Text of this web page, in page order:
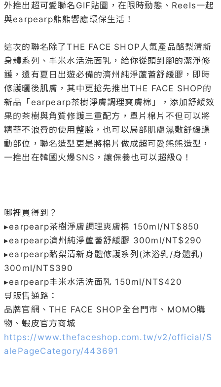
外推出超可愛聯名GIF貼圖，在限時動態、Reels一起
與earpearp熊熊響應環保生活！
這次的聯名除了THE FACE SHOP人氣產品酪梨清新
身體系列、丰米水活洗面乳，給你從頭到腳的潔淨修
護，還有夏日出遊必備的濟州純淨蘆薈舒緩膠，即時
修護曬後肌膚，其中更搶先推出THE FACE SHOP的
新品「earpearp茶樹淨膚調理爽膚棉」，添加舒緩效
果的茶樹與角質修護三重配方，單片棉片不但可以將
精華不浪費的使用整臉，也可以局部肌膚濕敷舒緩躁
動部位，聯名造型更是將棉片做成超可愛熊熊造型，
一推出在韓國火爆SNS，讓保養也可以超級Q！
哪裡買得到？
▸earpearp茶樹淨膚調理爽膚棉 150ml/NT$850
▸earpearp濟州純淨蘆薈舒緩膠 300ml/NT$290
▸earpearp酪梨清新身體修護系列(沐浴乳/身體乳)
300ml/NT$390
▸earpearp丰米水活洗面乳 150ml/NT$420
🛒販售通路：
品牌官網、THE FACE SHOP全台門市、MOMO購
https://www.thefaceshop.com.tw/v2/official/S
alePageCategory/443691